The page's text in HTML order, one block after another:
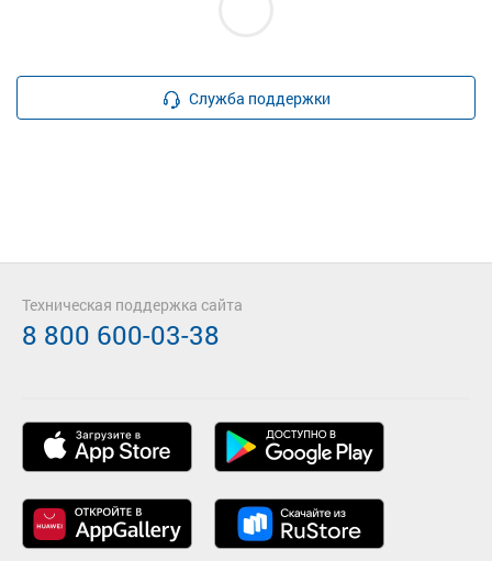
Служба поддержки
Техническая поддержка сайта
8 800 600-03-38